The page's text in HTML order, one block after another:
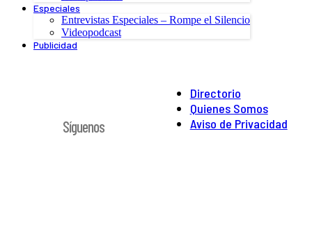
Especiales
Entrevistas Especiales – Rompe el Silencio
Videopodcast
Publicidad
Directorio
Quienes Somos
Aviso de Privacidad
Síguenos